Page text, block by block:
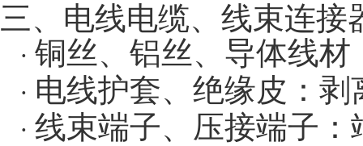
三、电线电缆、线束连接
· 铜丝、铝丝、导体线
· 电线护套、绝缘皮：
· 线束端子、压接端子